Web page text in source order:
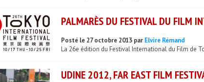
PALMARÈS DU FESTIVAL DU FILM
Posté le 27 octobre 2013 par Elvire Rémand
La 26e édition du Festival International du Film de
UDINE 2012, FAR EAST FILM